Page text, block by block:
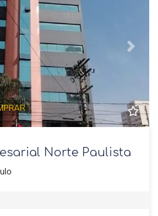
Next
Norte Paulista